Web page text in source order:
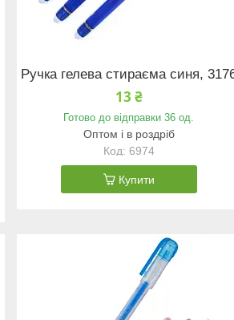
Ручка гелева стираєма синя,
13 ₴
Готово до відправки 36 од.
Оптом і в роздріб
6974
Купити